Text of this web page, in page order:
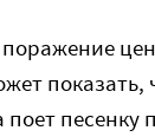
показать,